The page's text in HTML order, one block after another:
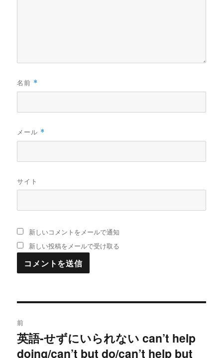
名前 *
メール *
サイト
新しいコメントをメールで通知
新しい投稿をメールで受け取る
稿
前
過
去
英語-せずにいられない can’t help
doing/can’t but do/can’t help but